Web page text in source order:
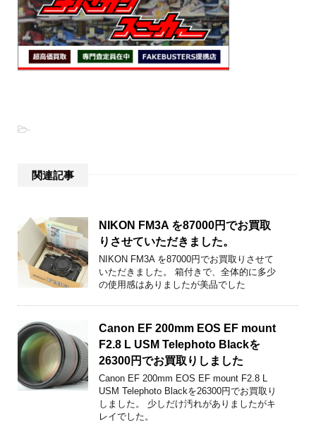
-
関連記事
NIKON FM3A を87000円でお買取
りさせていただきました。
NIKON FM3A を87000円でお買取りさせて
いただきました。 箱付きで、全体的に多少
の使用感はありましたが美品でした
Canon EF 200mm EOS EF mount
F2.8 L USM Telephoto Blackを
26300円でお買取りしました
Canon EF 200mm EOS EF mount F2.8 L
USM Telephoto Blackを26300円でお買取り
しました。 少しだけ汚れがありましたがキ
レイでした。